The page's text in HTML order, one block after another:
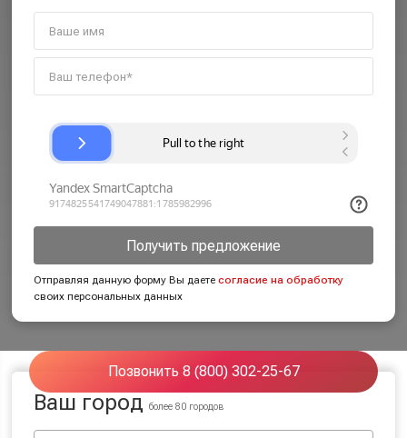
Получить предложение
Отправляя данную форму Вы даетесогласие на обработку
своих персональных данных
Позвонить 8 (800) 302-25-67
Ваш городболее 80 городов